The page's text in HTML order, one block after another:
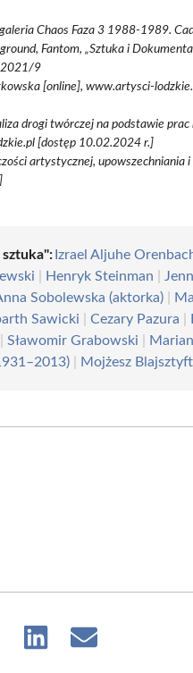
Chaos Faza 3 1988-1989.
Fantom, „Sztuka i
2021/9
[online], www.artysci-
drogi twórczej na podstawie prac
[dostęp 10.02.2024 r.]
artystycznej, upowszechniania
Izrael Aljuhe
Henryk Steinman
Sobolewska (aktorka)
Sawicki |Cezary Pazura
|Sławomir Grabowski
Mojżesz Blajsztyft
Share
Share